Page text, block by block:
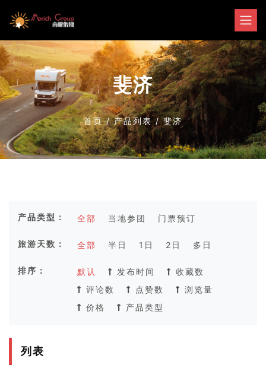
斐济
首页/产品列表/斐济
产品类型： 全部 当地参团 门票预订
旅游天数： 全部 半日 1日 2日 多日
排序： 默认 发布时间
收藏数
评论数
点赞数
浏览量
价格
产品类型
列表